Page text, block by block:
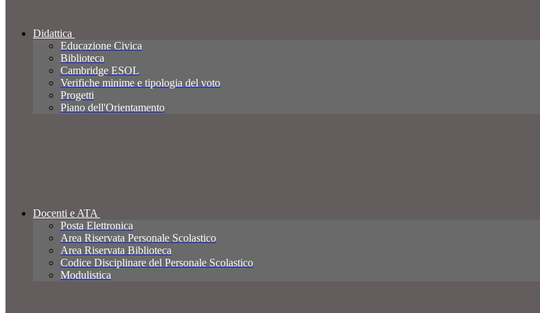
Didattica
Educazione Civica
Biblioteca
Cambridge ESOL
Verifiche minime e tipologia del voto
Progetti
Piano dell'Orientamento
Docenti e ATA
Posta Elettronica
Area Riservata Personale Scolastico
Area Riservata Biblioteca
Codice Disciplinare del Personale Scolastico
Modulistica